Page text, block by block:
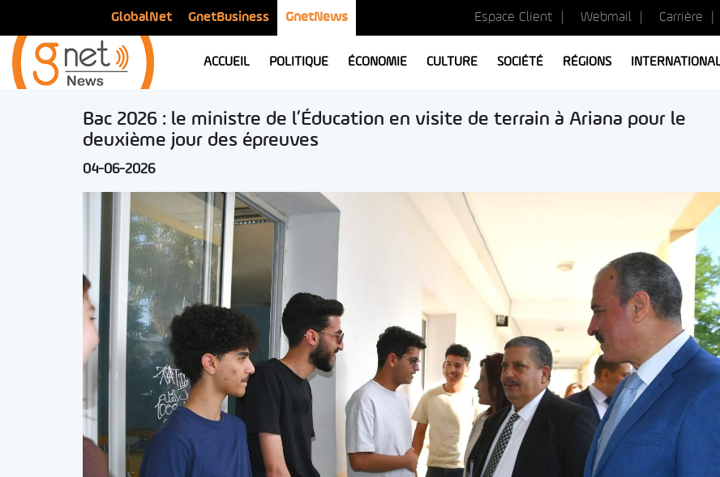
GlobalNet GnetBusiness GnetNews Espace Client Webmail Carrière
ACCUEIL POLITIQUE ÉCONOMIE CULTURE SOCIÉTÉ RÉGIONS
Bac 2026 : le ministre de l’Éducation en visite de terrain à Ariana pour le
deuxième jour des épreuves
04-06-2026